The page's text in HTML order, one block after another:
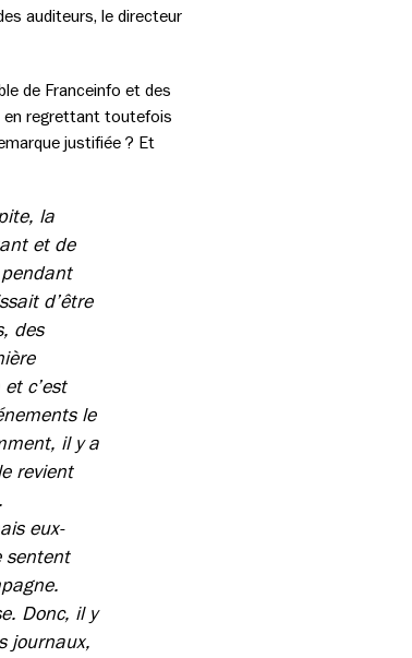
auditeurs, le directeur
de Franceinfo et des
en regrettant toutefois
justifiée ? Et
la
et de
d’être
des
c’est
le
il y a
revient
eux-
sentent
Donc, il y
journaux,